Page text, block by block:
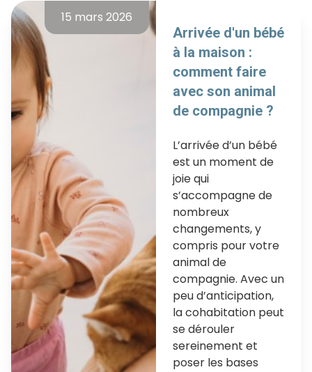
15 mars 2026
Arrivée d'un bébé
à la maison :
comment faire
avec son animal
de compagnie ?
L’arrivée d’un bébé
est un moment de
joie qui
s’accompagne de
nombreux
changements, y
compris pour votre
animal de
compagnie. Avec un
peu d’anticipation,
la cohabitation peut
se dérouler
sereinement et
poser les bases